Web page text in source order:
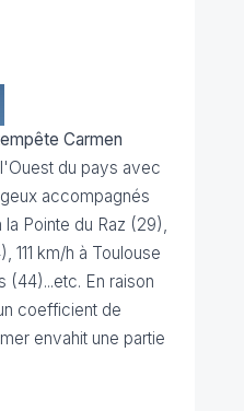
Carmen
du pays avec
accompagnés
la Pointe du Raz (29),
111 km/h à Toulouse
(44)...etc. En raison
coefficient de
envahit une partie